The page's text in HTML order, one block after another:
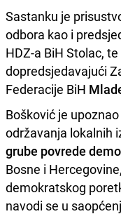
Sastanku je
odbora kao i
HDZ-a BiH Stolac,
dopredsjedavajući
Federacije BiH
Bošković je
održavanja lokalnih
grube povrede
Bosne i
demokratskog
navodi se u